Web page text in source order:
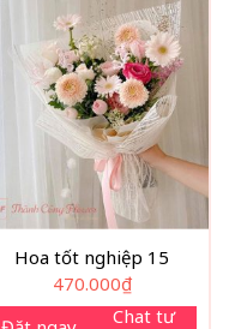
Hoa tốt nghiệp 15
470.000₫
Chat tư